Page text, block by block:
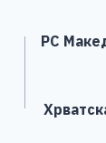
A
p
РС